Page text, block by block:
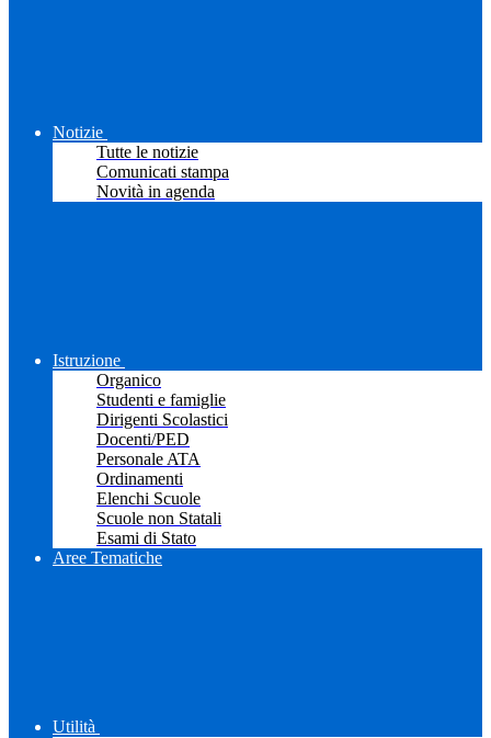
Notizie
Tutte le notizie
Comunicati stampa
Novità in agenda
Istruzione
Organico
Studenti e famiglie
Dirigenti Scolastici
Docenti/PED
Personale ATA
Ordinamenti
Elenchi Scuole
Scuole non Statali
Esami di Stato
Aree Tematiche
Utilità